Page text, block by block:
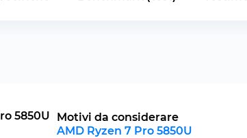
Motivi da considerare
AMD Ryzen 7 Pro 5850U